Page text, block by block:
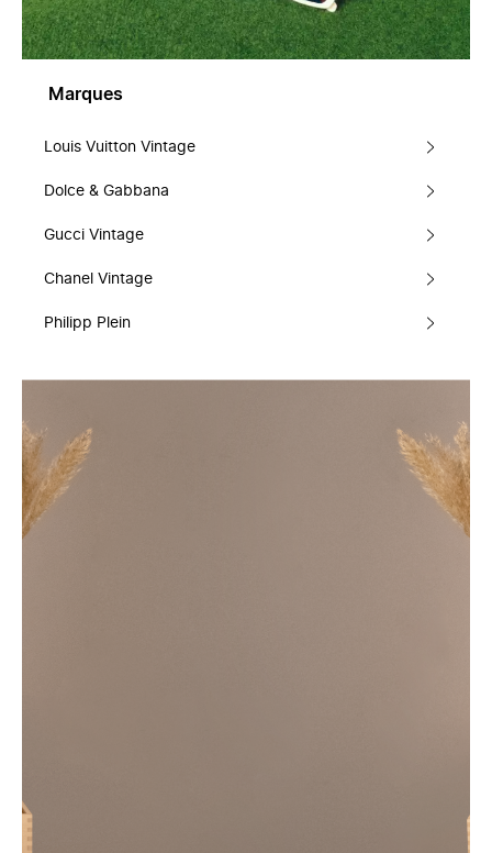
Marques
Louis Vuitton Vintage
Dolce & Gabbana
Gucci Vintage
Chanel Vintage
Philipp Plein